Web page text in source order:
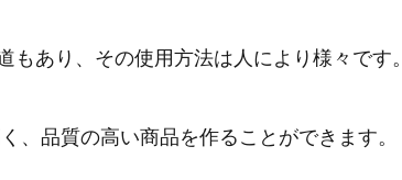
あり、その使用方法は人により様々です。
、品質の高い商品を作ることができます。